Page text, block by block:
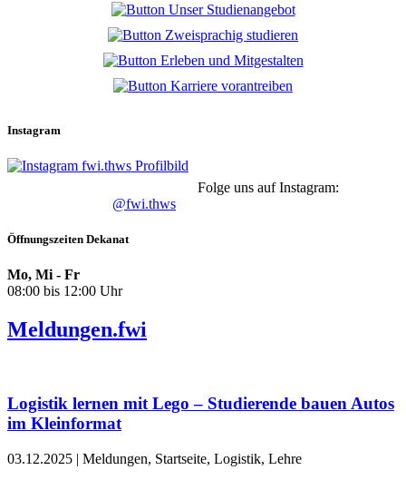
Instagram
Folge uns auf Instagram:
@fwi.thws
Öffnungszeiten Dekanat
Mo, Mi - Fr
08:00 bis 12:00 Uhr
Meldungen.fwi
Logistik lernen mit Lego – Studierende bauen Autos
im Kleinformat
03.12.2025 | Meldungen, Startseite, Logistik, Lehre